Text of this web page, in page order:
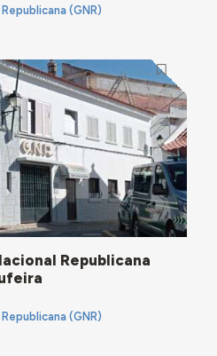
(GNR)
Republicana
(GNR)